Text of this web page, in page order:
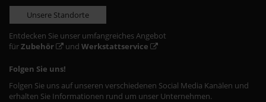
Unsere Standorte
Entdecken Sie unser umfangreiches Angebot
fürZubehör und Werkstattservice
Folgen Sie uns!
Folgen Sie uns auf unseren verschiedenen Social Media Kanälen und
erhalten Sie Informationen rund um unser Unternehmen.